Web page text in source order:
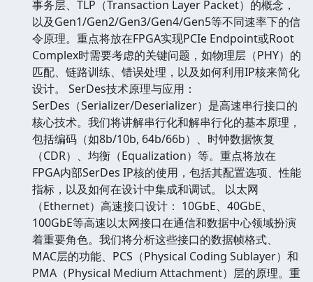
事务层、TLP（Transaction Layer Packet）的概念，
以及Gen1/Gen2/Gen3/Gen4/Gen5等不同速率下的信
令原理。重点将放在FPGA实现PCIe Endpoint或Root
Complex时需要考虑的关键问题，如物理层（PHY）的
匹配、链路训练、错误处理，以及如何利用IP核来简化
设计。 SerDes技术原理与应用：
SerDes（Serializer/Deserializer）是高速串行接口的
核心技术。我们将讲解串行化和解串行化的基本原理，
包括编码（如8b/10b, 64b/66b）、时钟数据恢复
（CDR）、均衡（Equalization）等。重点将放在
FPGA内部SerDes IP核的使用，包括其配置选项、性能
指标，以及如何在设计中集成和调试。 以太网
（Ethernet）高速接口设计： 10GbE、40GbE、
100GbE等高速以太网接口在通信和数据中心领域扮演
着重要角色。我们将分析这些接口的数据帧格式、
MAC层的功能、PCS（Physical Coding Sublayer）和
PMA（Physical Medium Attachment）层的原理。重